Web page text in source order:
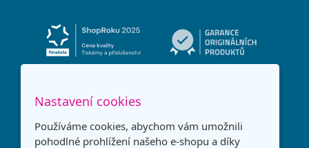
Nastavení cookies
Používáme cookies, abychom vám umožnili
pohodlné prohlížení našeho e-shopu a díky